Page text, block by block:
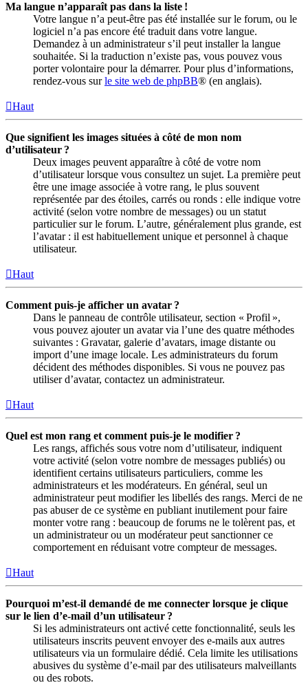
Ma langue n’apparaît pas dans la liste !
Votre langue n’a peut-être pas été installée sur le forum, ou le
logiciel n’a pas encore été traduit dans votre langue.
Demandez à un administrateur s’il peut installer la langue
souhaitée. Si la traduction n’existe pas, vous pouvez vous
porter volontaire pour la démarrer. Pour plus d’informations,
rendez-vous surle site web de phpBB® (en anglais).
Haut
Que signifient les images situées à côté de mon nom
d’utilisateur ?
Deux images peuvent apparaître à côté de votre nom
d’utilisateur lorsque vous consultez un sujet. La première peut
être une image associée à votre rang, le plus souvent
représentée par des étoiles, carrés ou ronds : elle indique votre
activité (selon votre nombre de messages) ou un statut
particulier sur le forum. L’autre, généralement plus grande, est
l’avatar : il est habituellement unique et personnel à chaque
utilisateur.
Haut
Comment puis-je afficher un avatar ?
Dans le panneau de contrôle utilisateur, section « Profil »,
vous pouvez ajouter un avatar via l’une des quatre méthodes
suivantes : Gravatar, galerie d’avatars, image distante ou
import d’une image locale. Les administrateurs du forum
décident des méthodes disponibles. Si vous ne pouvez pas
utiliser d’avatar, contactez un administrateur.
Haut
Quel est mon rang et comment puis-je le modifier ?
Les rangs, affichés sous votre nom d’utilisateur, indiquent
votre activité (selon votre nombre de messages publiés) ou
identifient certains utilisateurs particuliers, comme les
administrateurs et les modérateurs. En général, seul un
administrateur peut modifier les libellés des rangs. Merci de ne
pas abuser de ce système en publiant inutilement pour faire
monter votre rang : beaucoup de forums ne le tolèrent pas, et
un administrateur ou un modérateur peut sanctionner ce
comportement en réduisant votre compteur de messages.
Haut
Pourquoi m’est-il demandé de me connecter lorsque je clique
sur le lien d’e-mail d’un utilisateur ?
Si les administrateurs ont activé cette fonctionnalité, seuls les
utilisateurs inscrits peuvent envoyer des e-mails aux autres
utilisateurs via un formulaire dédié. Cela limite les utilisations
abusives du système d’e-mail par des utilisateurs malveillants
ou des robots.